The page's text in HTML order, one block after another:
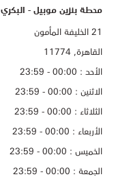
محطة بنزين موبيل - البكري
21 الخليفة المأمون
القاهرة, 11774
الأحد : 00:00 - 23:59
الاثنين : 00:00 - 23:59
الثلاثاء : 00:00 - 23:59
الأربعاء : 00:00 - 23:59
الخميس : 00:00 - 23:59
الجمعة : 00:00 - 23:59